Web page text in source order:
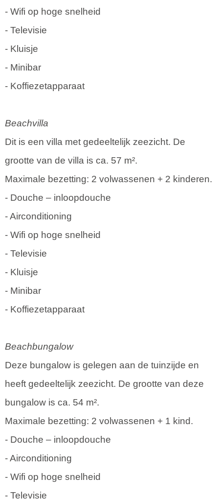
- Wifi op hoge snelheid
- Televisie
- Kluisje
- Minibar
- Koffiezetapparaat
Beachvilla
Dit is een villa met gedeeltelijk zeezicht. De
grootte van de villa is ca. 57 m².
Maximale bezetting: 2 volwassenen + 2 kinderen.
- Douche – inloopdouche
- Airconditioning
- Wifi op hoge snelheid
- Televisie
- Kluisje
- Minibar
- Koffiezetapparaat
Beachbungalow
Deze bungalow is gelegen aan de tuinzijde en
heeft gedeeltelijk zeezicht. De grootte van deze
bungalow is ca. 54 m².
Maximale bezetting: 2 volwassenen + 1 kind.
- Douche – inloopdouche
- Airconditioning
- Wifi op hoge snelheid
- Televisie